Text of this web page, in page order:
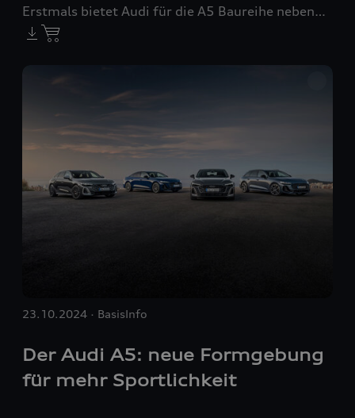
Erstmals bietet Audi für die A5 Baureihe neben
den reinen Verbrennern zwei Plug-in-
Kundinnen und Kunden profitieren von mehr
Komfort und technischen Innovationen für die
Batterien hat eine um rund 45 Prozent erhöhte
Kapazität. Zudem trägt die gesteigerte
Reichweite von bis zu 110 Kilometern bei.
23.10.2024 BasisInfo
Der Audi A5: neue Formgebung
für mehr Sportlichkeit